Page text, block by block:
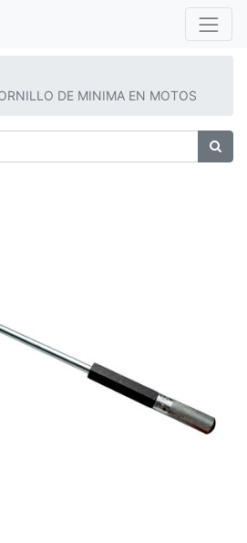
DE MINIMA EN MOTOS